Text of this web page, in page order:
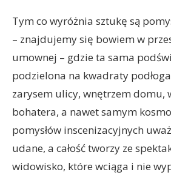
Tym co wyróżnia sztukę są
– znajdujemy się bowiem w
umownej – gdzie ta sama
podzielona na kwadraty
zarysem ulicy, wnętrzem domu,
bohatera, a nawet samym
pomysłów inscenizacyjnych
udane, a całość tworzy ze
widowisko, które wciąga i nie